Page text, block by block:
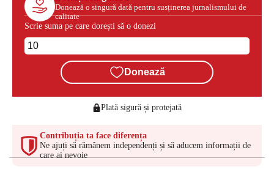
Donează o singură dată pentru susținerea jurnalismului de
calitate
Scrie suma pe care dorești să o donezi
Donează
Plată sigură și protejată
Contribuția ta face diferența
Ne ajuți să rămânem independenți și să aducem informații de
care ai nevoie